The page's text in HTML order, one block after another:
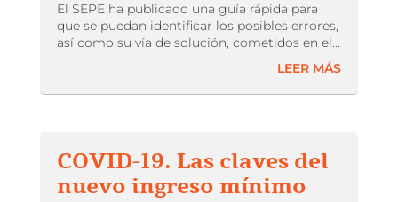
El SEPE ha publicado una guía rápida para
que se puedan identificar los posibles errores,
así como su vía de solución, cometidos en el...
LEER MÁS
COVID-19. Las claves del
nuevo ingreso mínimo